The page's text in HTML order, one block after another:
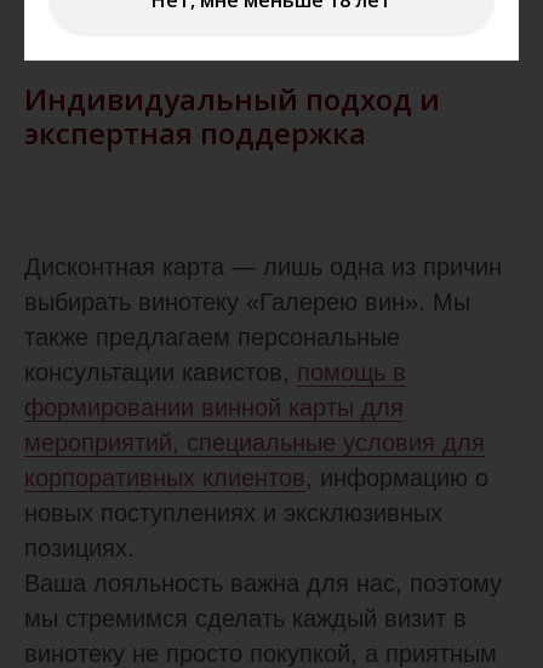
Индивидуальный подход и
экспертная поддержка
Дисконтная карта — лишь одна из причин
выбирать винотеку «Галерею вин». Мы
также предлагаем персональные
консультации кавистов, помощь в
формировании винной карты для
мероприятий, специальные условия для
корпоративных клиентов, информацию о
новых поступлениях и эксклюзивных
позициях.
Ваша лояльность важна для нас, поэтому
мы стремимся сделать каждый визит в
винотеку не просто покупкой, а приятным